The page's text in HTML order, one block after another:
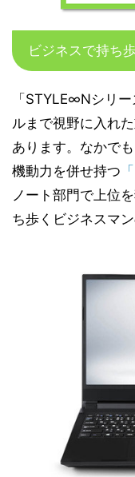
ビジネスで持ち
「STYLE∞Nシリ
ルまで視野に入れ
あります。なかで
機動力を併せ持つ
ノート部門で上位
ち歩くビジネスマ